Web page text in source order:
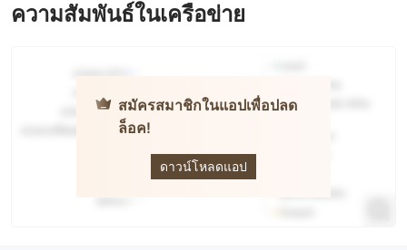
ความสัมพันธ์ในเครือข่าย
สมัครสมาชิกในแอปเพื่อปลด
ล็อค!
ดาวน์โหลดแอป